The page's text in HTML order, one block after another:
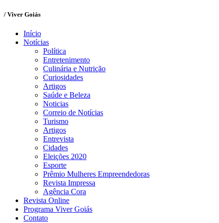
/ Viver Goiás
Início
Notícias
Política
Entretenimento
Culinária e Nutrição
Curiosidades
Artigos
Saúde e Beleza
Noticias
Correio de Notícias
Turismo
Artigos
Entrevista
Cidades
Eleições 2020
Esporte
Prêmio Mulheres Empreendedoras
Revista Impressa
Agência Cora
Revista Online
Programa Viver Goiás
Contato